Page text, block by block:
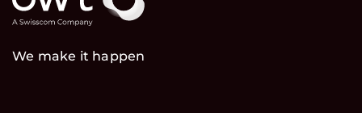
We make it happen